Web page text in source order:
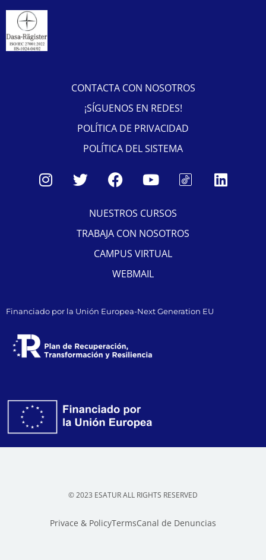
CONTACTA CON NOSOTROS
¡SÍGUENOS EN REDES!
POLÍTICA DE PRIVACIDAD
POLÍTICA DEL SISTEMA
NUESTROS CURSOS
TRABAJA CON NOSOTROS
CAMPUS VIRTUAL
WEBMAIL
Financiado por la Unión Europea-Next Generation EU
© 2023 ESATUR ALL RIGHTS RESERVED
Privace & PolicyTermsCanal de Denuncias